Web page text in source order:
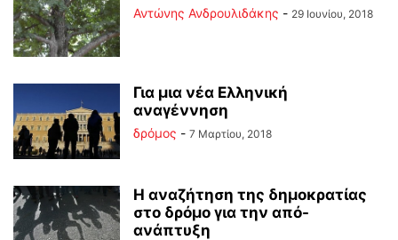
Αντώνης Ανδρουλιδάκης - 29 Ιουνίου, 2018
Για μια νέα Ελληνική
αναγέννηση
δρόμος - 7 Μαρτίου, 2018
Η αναζήτηση της δημοκρατίας
στο δρόμο για την από-
ανάπτυξη